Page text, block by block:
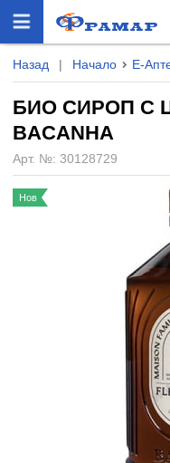
Назад | Начало Е-
БИО СИРОП С
BACANHA
Арт. №: 30128729
Нов